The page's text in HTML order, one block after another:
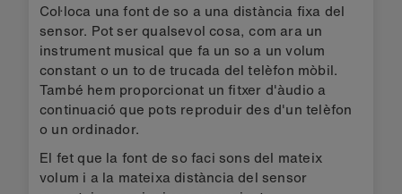
Col·loca una font de so a una distància fixa del
sensor. Pot ser qualsevol cosa, com ara un
instrument musical que fa un so a un volum
constant o un to de trucada del telèfon mòbil.
També hem proporcionat un fitxer d'àudio a
continuació que pots reproduir des d'un telèfon
o un ordinador.
El fet que la font de so faci sons del mateix
volum i a la mateixa distància del sensor